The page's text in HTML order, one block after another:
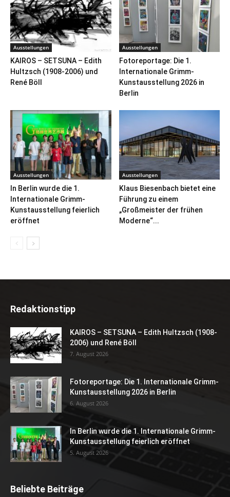
Ausstellungen
KAIROS – SETSUNA – Edith
Hultzsch (1908-2006) und
René Böll
Ausstellungen
Fotoreportage: Die 1.
Internationale Grimm-
Kunstausstellung 2026 in
Berlin
Ausstellungen
In Berlin wurde die 1.
Internationale Grimm-
Kunstausstellung feierlich
eröffnet
Ausstellungen
Klaus Biesenbach bietet eine
Führung zu einem
„Großmeister der frühen
Moderne“...
Redaktionstipp
KAIROS – SETSUNA – Edith Hultzsch (1908-
2006) und René Böll
7. August 2026
Fotoreportage: Die 1. Internationale Grimm-
Kunstausstellung 2026 in Berlin
6. August 2026
In Berlin wurde die 1. Internationale Grimm-
Kunstausstellung feierlich eröffnet
5. August 2026
Beliebte Beiträge